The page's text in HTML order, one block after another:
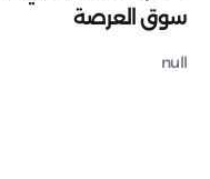
سوق العرصة
null